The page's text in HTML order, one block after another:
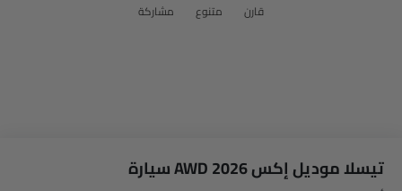
قارن متنوع مشاركة
تيسلا موديل إكس AWD 2026 سيارة